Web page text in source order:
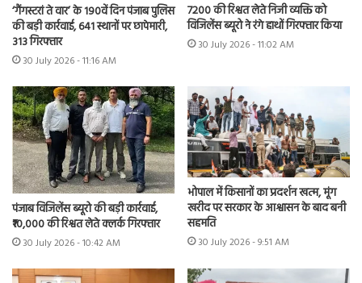
‘गैंगस्टरां ते वार’ के 190वें दिन पंजाब पुलिस
की बड़ी कार्रवाई, 641 स्थानों पर छापेमारी,
313 गिरफ्तार
30 July 2026 - 11:16 AM
7200 की रिश्वत लेते निजी व्यक्ति को
विजिलेंस ब्यूरो ने रंगे हाथों गिरफ्तार किया
30 July 2026 - 11:02 AM
पंजाब विजिलेंस ब्यूरो की बड़ी कार्रवाई,
₹10,000 की रिश्वत लेते क्लर्क गिरफ्तार
30 July 2026 - 10:42 AM
भोपाल में किसानों का प्रदर्शन खत्म, मूंग
खरीद पर सरकार के आश्वासन के बाद बनी
सहमति
30 July 2026 - 9:51 AM